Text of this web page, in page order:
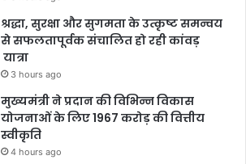
श्रद्धा, सुरक्षा और सुगमता के उत्कृष्ट समन्वय
से सफलतापूर्वक संचालित हो रही कांवड़
यात्रा
3 hours ago
मुख्यमंत्री ने प्रदान की विभिन्न विकास
योजनाओं के लिए 1967 करोड़ की वित्तीय
स्वीकृति
4 hours ago